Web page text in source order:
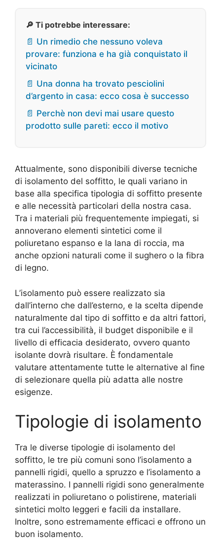
🔎 Ti potrebbe interessare:
📄 Un rimedio che nessuno voleva
provare: funziona e ha già conquistato il
vicinato
📄 Una donna ha trovato pesciolini
d’argento in casa: ecco cosa è successo
📄 Perchè non devi mai usare questo
prodotto sulle pareti: ecco il motivo
Attualmente, sono disponibili diverse tecniche
di isolamento del soffitto, le quali variano in
base alla specifica tipologia di soffitto presente
e alle necessità particolari della nostra casa.
Tra i materiali più frequentemente impiegati, si
annoverano elementi sintetici come il
poliuretano espanso e la lana di roccia, ma
anche opzioni naturali come il sughero o la fibra
di legno.
L’isolamento può essere realizzato sia
dall’interno che dall’esterno, e la scelta dipende
naturalmente dal tipo di soffitto e da altri fattori,
tra cui l’accessibilità, il budget disponibile e il
livello di efficacia desiderato, ovvero quanto
isolante dovrà risultare. È fondamentale
valutare attentamente tutte le alternative al fine
di selezionare quella più adatta alle nostre
esigenze.
Tipologie di isolamento
Tra le diverse tipologie di isolamento del
soffitto, le tre più comuni sono l’isolamento a
pannelli rigidi, quello a spruzzo e l’isolamento a
materassino. I pannelli rigidi sono generalmente
realizzati in poliuretano o polistirene, materiali
sintetici molto leggeri e facili da installare.
Inoltre, sono estremamente efficaci e offrono un
buon isolamento.